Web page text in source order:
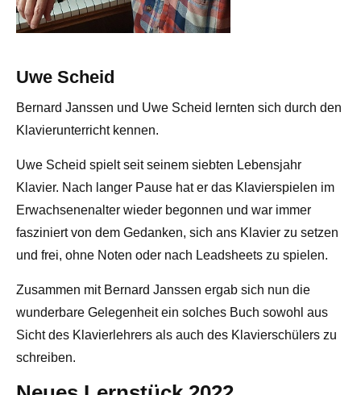
Uwe Scheid
Bernard Janssen und Uwe Scheid lernten sich durch den
Klavierunterricht kennen.
Uwe Scheid spielt seit seinem siebten Lebensjahr
Klavier. Nach langer Pause hat er das Klavierspielen im
Erwachsenenalter wieder begonnen und war immer
fasziniert von dem Gedanken, sich ans Klavier zu setzen
und frei, ohne Noten oder nach Leadsheets zu spielen.
Zusammen mit Bernard Janssen ergab sich nun die
wunderbare Gelegenheit ein solches Buch sowohl aus
Sicht des Klavierlehrers als auch des Klavierschülers zu
schreiben.